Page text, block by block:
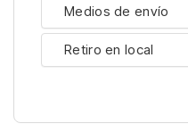
Medios de envío
Retiro en local